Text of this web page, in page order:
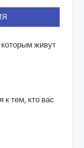
живут
тем, кто вас